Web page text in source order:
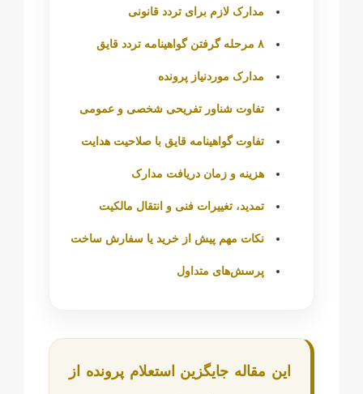
مدارک لازم برای تردد قانونی
۸ مرحله گرفتن گواهینامه تردد قایق
مدارک موردنیاز پرونده
تفاوت شناور تفریحی شخصی و عمومی
تفاوت گواهینامه قایق با صلاحیت هدایت
هزینه و زمان دریافت مدارک
تمدید، تغییرات فنی و انتقال مالکیت
نکات مهم پیش از خرید یا سفارش ساخت
پرسش‌های متداول
این مقاله جایگزین استعلام پرونده از